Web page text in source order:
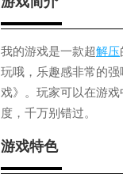
我的游戏是一款超解压
玩哦，乐趣感非常的
戏》。玩家可以在游
度，千万别错过。
游戏特色